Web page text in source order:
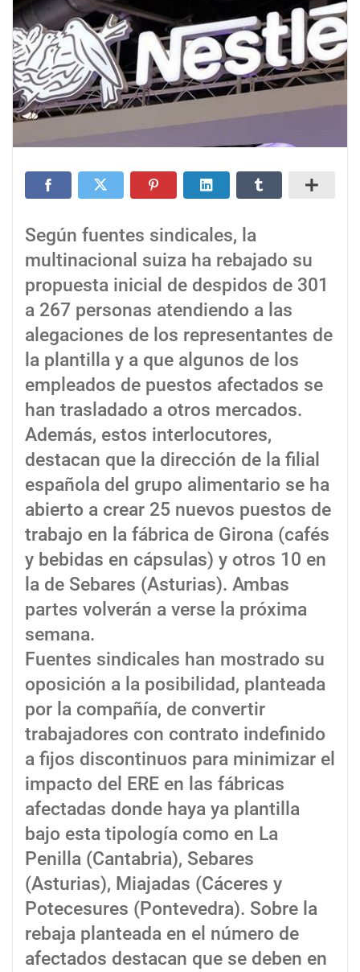
Según fuentes sindicales, la
multinacional suiza ha rebajado su
propuesta inicial de despidos de 301
a 267 personas atendiendo a las
alegaciones de los representantes de
la plantilla y a que algunos de los
empleados de puestos afectados se
han trasladado a otros mercados.
Además, estos interlocutores,
destacan que la dirección de la filial
española del grupo alimentario se ha
abierto a crear 25 nuevos puestos de
trabajo en la fábrica de Girona (cafés
y bebidas en cápsulas) y otros 10 en
la de Sebares (Asturias). Ambas
partes volverán a verse la próxima
semana.
Fuentes sindicales han mostrado su
oposición a la posibilidad, planteada
por la compañía, de convertir
trabajadores con contrato indefinido
a fijos discontinuos para minimizar el
impacto del ERE en las fábricas
afectadas donde haya ya plantilla
bajo esta tipología como en La
Penilla (Cantabria), Sebares
(Asturias), Miajadas (Cáceres y
Potecesures (Pontevedra). Sobre la
rebaja planteada en el número de
afectados destacan que se deben en